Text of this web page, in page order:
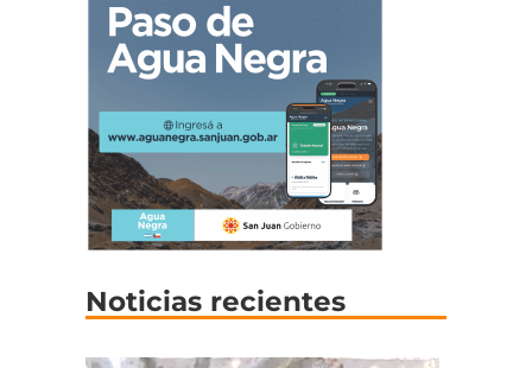
Noticias recientes